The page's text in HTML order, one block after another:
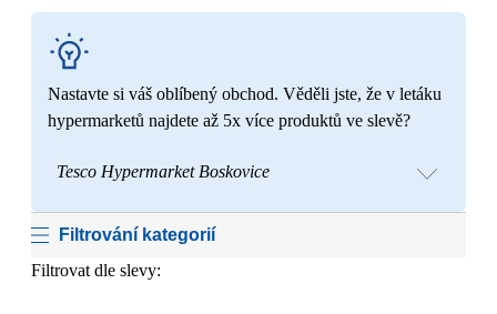
Nastavte si váš oblíbený obchod. Věděli jste, že v letáku
hypermarketů najdete až 5x více produktů ve slevě?
Tesco Hypermarket Boskovice
Filtrování kategorií
Filtrovat dle slevy: